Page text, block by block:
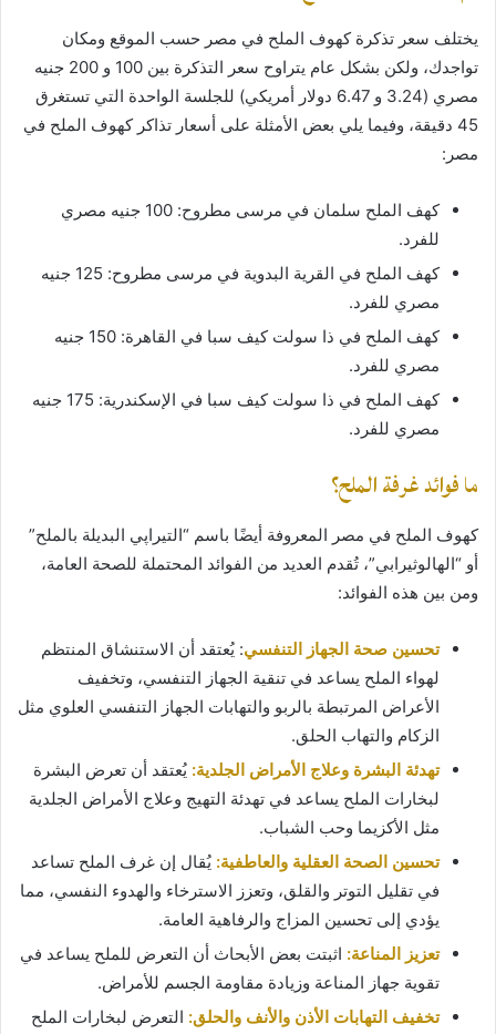
يختلف سعر تذكرة كهوف الملح في مصر حسب الموقع ومكان
تواجدك، ولكن بشكل عام يتراوح سعر التذكرة بين 100 و 200 جنيه
مصري (3.24 و 6.47 دولار أمريكي) للجلسة الواحدة التي تستغرق
45 دقيقة، وفيما يلي بعض الأمثلة على أسعار تذاكر كهوف الملح في
مصر:
كهف الملح سلمان في مرسى مطروح: 100 جنيه مصري
للفرد.
كهف الملح في القرية البدوية في مرسى مطروح: 125 جنيه
مصري للفرد.
كهف الملح في ذا سولت كيف سبا في القاهرة: 150 جنيه
مصري للفرد.
كهف الملح في ذا سولت كيف سبا في الإسكندرية: 175 جنيه
مصري للفرد.
ما فوائد غرفة الملح؟
كهوف الملح في مصر المعروفة أيضًا باسم “التيراپي البديلة بالملح”
أو “الهالوثيرابي”، تُقدم العديد من الفوائد المحتملة للصحة العامة،
ومن بين هذه الفوائد:
تحسين صحة الجهاز التنفسي: يُعتقد أن الاستنشاق المنتظم
لهواء الملح يساعد في تنقية الجهاز التنفسي، وتخفيف
الأعراض المرتبطة بالربو والتهابات الجهاز التنفسي العلوي مثل
الزكام والتهاب الحلق.
تهدئة البشرة وعلاج الأمراض الجلدية: يُعتقد أن تعرض البشرة
لبخارات الملح يساعد في تهدئة التهيج وعلاج الأمراض الجلدية
مثل الأكزيما وحب الشباب.
تحسين الصحة العقلية والعاطفية: يُقال إن غرف الملح تساعد
في تقليل التوتر والقلق، وتعزز الاسترخاء والهدوء النفسي، مما
يؤدي إلى تحسين المزاج والرفاهية العامة.
تعزيز المناعة: اثبتت بعض الأبحاث أن التعرض للملح يساعد في
تقوية جهاز المناعة وزيادة مقاومة الجسم للأمراض.
تخفيف التهابات الأذن والأنف والحلق: التعرض لبخارات الملح